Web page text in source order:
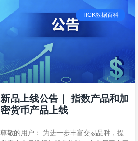
TICK数据百科
新品上线公告｜ 指数产品和加
密货币产品上线
尊敬的用户： 为进一步丰富交易品种，提